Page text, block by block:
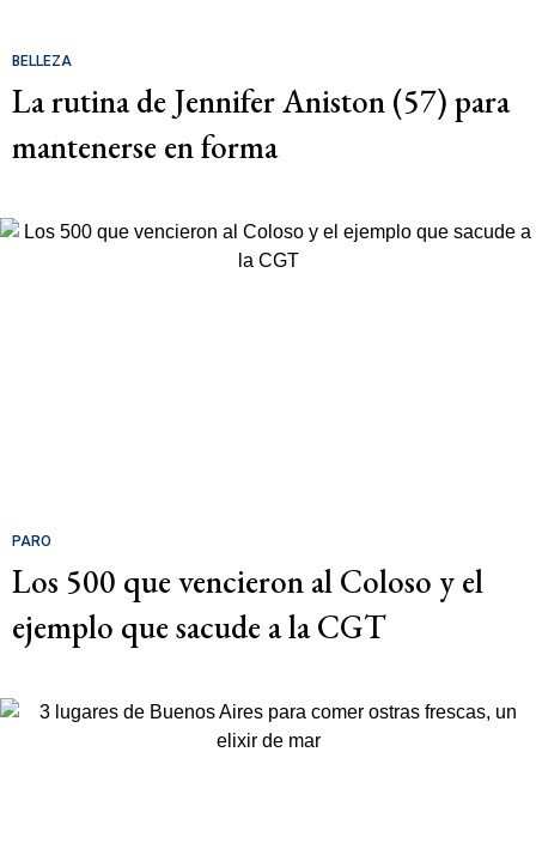
BELLEZA
La rutina de Jennifer Aniston (57) para
mantenerse en forma
PARO
Los 500 que vencieron al Coloso y el
ejemplo que sacude a la CGT